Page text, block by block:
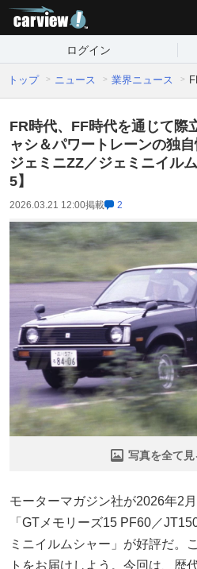
ログイン
トップ ニュース 業界ニュース
FR時代、FF時代を通じて際
ャシ＆パワートレーンの独
ジェミニZZ／ジェミニイル
5】
2026.03.21 12:00掲載 2
写真を全て見
モーターマガジン社が2026年2
「GTメモリーズ15 PF60／
ミニイルムシャー」が好評だ。
トをお届けしよう。今回は、歴